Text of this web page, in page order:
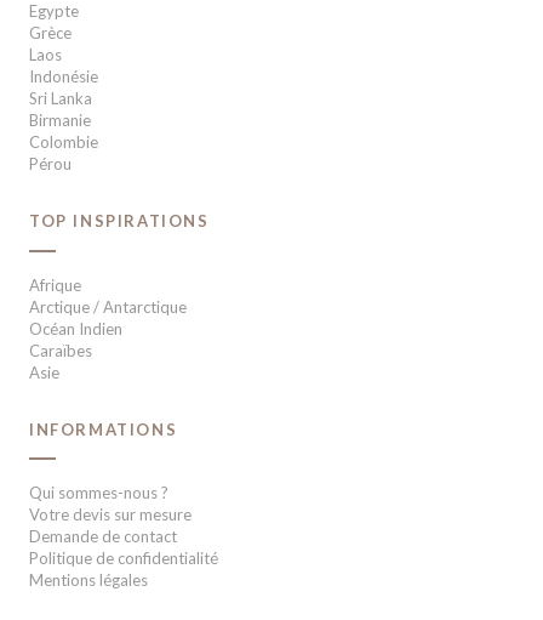
Egypte
Grèce
Laos
Indonésie
Sri Lanka
Birmanie
Colombie
Pérou
TOP INSPIRATIONS
Afrique
Arctique / Antarctique
Océan Indien
Caraïbes
Asie
INFORMATIONS
Qui sommes-nous ?
Votre devis sur mesure
Demande de contact
Politique de confidentialité
Mentions légales